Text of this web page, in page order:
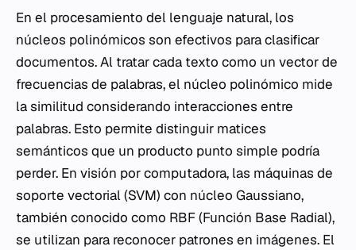
En el procesamiento del lenguaje natural, los
núcleos polinómicos son efectivos para clasificar
documentos. Al tratar cada texto como un vector de
frecuencias de palabras, el núcleo polinómico mide
la similitud considerando interacciones entre
palabras. Esto permite distinguir matices
semánticos que un producto punto simple podría
perder. En visión por computadora, las máquinas de
soporte vectorial (SVM) con núcleo Gaussiano,
también conocido como RBF (Función Base Radial),
se utilizan para reconocer patrones en imágenes. El